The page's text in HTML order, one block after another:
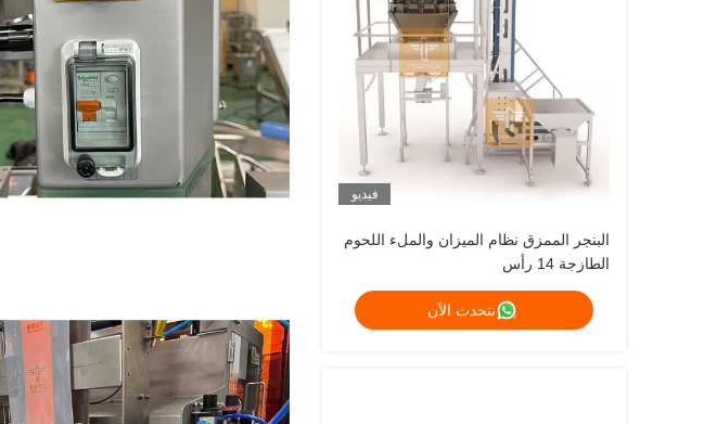
فيديو
البنجر الممزق نظام الميزان والملء اللحوم
الطازجة 14 رأس
نتحدث الآن